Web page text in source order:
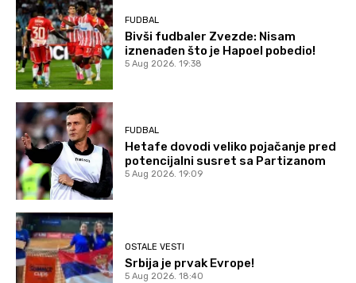
FUDBAL
Bivši fudbaler Zvezde: Nisam
iznenađen što je Hapoel pobedio!
5 Aug 2026. 19:38
FUDBAL
Hetafe dovodi veliko pojačanje pred
potencijalni susret sa Partizanom
5 Aug 2026. 19:09
OSTALE VESTI
Srbija je prvak Evrope!
5 Aug 2026. 18:40